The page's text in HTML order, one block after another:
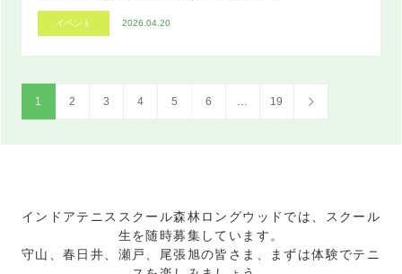
イベント 2026.04.20
1 2 3 4 5 6 … 19
インドアテニススクール森林ロングウッドでは、スクール
生を随時募集しています。
守山、春日井、瀬戸、尾張旭の皆さま、まずは体験でテニ